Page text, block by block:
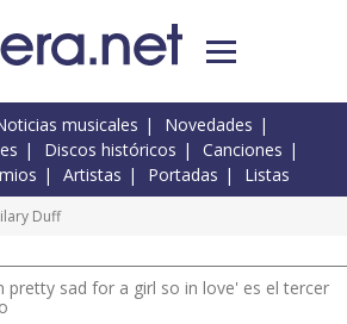
musicales
Novedades
Discos históricos
Canciones
Artistas Portadas Listas
Duff
pretty sad for a girl so in love' es el tercer